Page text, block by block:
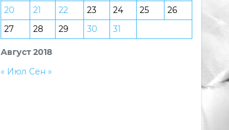
Август 2018
20
21 22 23 24 25
26
27
28 29 30 31
« Июл Сен »